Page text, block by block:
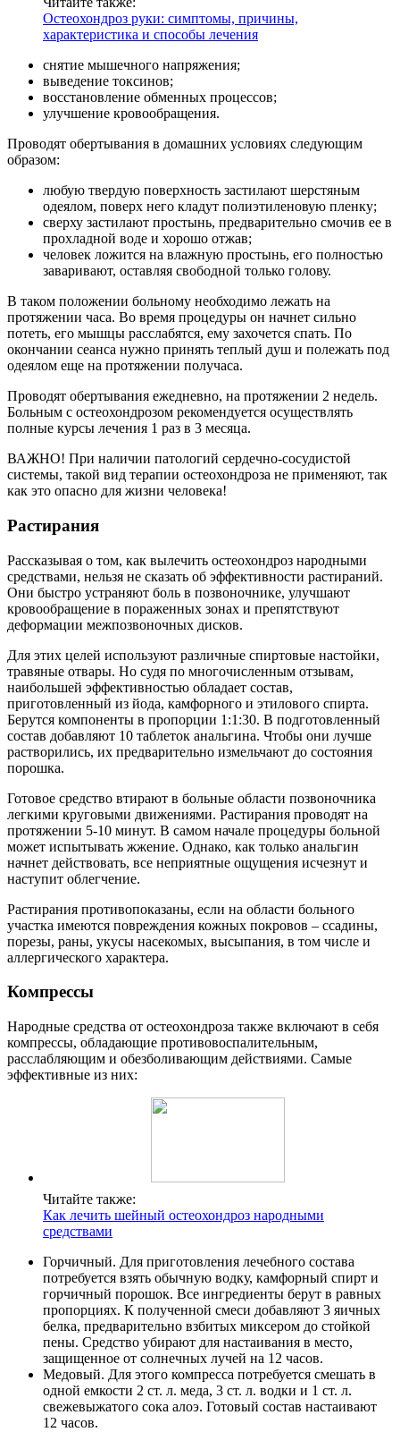
Остеохондроз руки: симптомы, причины,
характеристика и способы лечения
снятие мышечного напряжения;
выведение токсинов;
восстановление обменных процессов;
улучшение кровообращения.
Проводят обертывания в домашних условиях следующим
образом:
любую твердую поверхность застилают шерстяным
одеялом, поверх него кладут полиэтиленовую пленку;
сверху застилают простынь, предварительно смочив ее в
прохладной воде и хорошо отжав;
человек ложится на влажную простынь, его полностью
заваривают, оставляя свободной только голову.
В таком положении больному необходимо лежать на
протяжении часа. Во время процедуры он начнет сильно
потеть, его мышцы расслабятся, ему захочется спать. По
окончании сеанса нужно принять теплый душ и полежать под
одеялом еще на протяжении получаса.
Проводят обертывания ежедневно, на протяжении 2 недель.
Больным с остеохондрозом рекомендуется осуществлять
полные курсы лечения 1 раз в 3 месяца.
ВАЖНО! При наличии патологий сердечно-сосудистой
системы, такой вид терапии остеохондроза не применяют, так
как это опасно для жизни человека!
Растирания
Рассказывая о том, как вылечить остеохондроз народными
средствами, нельзя не сказать об эффективности растираний.
Они быстро устраняют боль в позвоночнике, улучшают
кровообращение в пораженных зонах и препятствуют
деформации межпозвоночных дисков.
Для этих целей используют различные спиртовые настойки,
травяные отвары. Но судя по многочисленным отзывам,
наибольшей эффективностью обладает состав,
приготовленный из йода, камфорного и этилового спирта.
Берутся компоненты в пропорции 1:1:30. В подготовленный
состав добавляют 10 таблеток анальгина. Чтобы они лучше
растворились, их предварительно измельчают до состояния
порошка.
Готовое средство втирают в больные области позвоночника
легкими круговыми движениями. Растирания проводят на
протяжении 5-10 минут. В самом начале процедуры больной
может испытывать жжение. Однако, как только анальгин
начнет действовать, все неприятные ощущения исчезнут и
наступит облегчение.
Растирания противопоказаны, если на области больного
участка имеются повреждения кожных покровов – ссадины,
порезы, раны, укусы насекомых, высыпания, в том числе и
аллергического характера.
Компрессы
Народные средства от остеохондроза также включают в себя
компрессы, обладающие противовоспалительным,
расслабляющим и обезболивающим действиями. Самые
эффективные из них:
Читайте также:
Как лечить шейный остеохондроз народными
средствами
Горчичный. Для приготовления лечебного состава
потребуется взять обычную водку, камфорный спирт и
горчичный порошок. Все ингредиенты берут в равных
пропорциях. К полученной смеси добавляют 3 яичных
белка, предварительно взбитых миксером до стойкой
пены. Средство убирают для настаивания в место,
защищенное от солнечных лучей на 12 часов.
Медовый. Для этого компресса потребуется смешать в
одной емкости 2 ст. л. меда, 3 ст. л. водки и 1 ст. л.
свежевыжатого сока алоэ. Готовый состав настаивают
12 часов.